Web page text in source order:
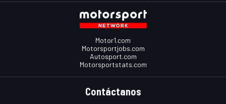
Motor1.com
Motorsportjobs.com
Autosport.com
Motorsportstats.com
Contáctanos